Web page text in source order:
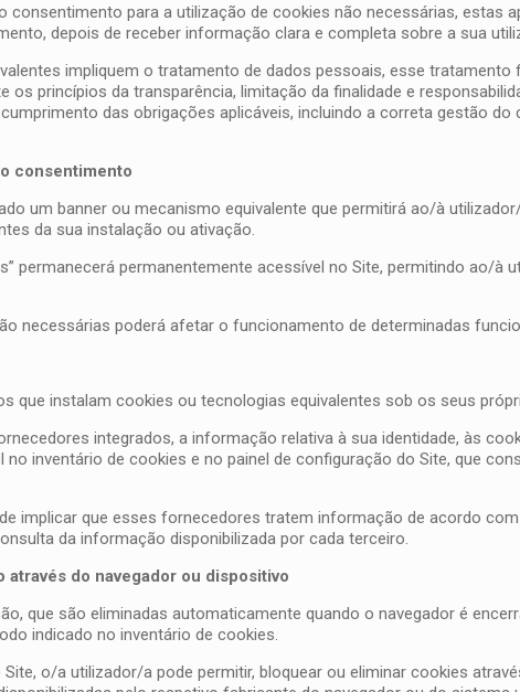
consentimento para a utilização de cookies não necessárias, estas
depois de receber informação clara e completa sobre a sua
impliquem o tratamento de dados pessoais, esse
os princípios da transparência, limitação da finalidade e
das obrigações aplicáveis, incluindo a correta gestão
consentimento
um banner ou mecanismo equivalente que permitirá ao/à
da sua instalação ou ativação.
permanecerá permanentemente acessível no Site, permitindo ao/à
necessárias poderá afetar o funcionamento de determinadas
que instalam cookies ou tecnologias equivalentes sob os seus
integrados, a informação relativa à sua identidade, às
inventário de cookies e no painel de configuração do Site, que
implicar que esses fornecedores tratem informação de acordo
da informação disponibilizada por cada terceiro.
do navegador ou dispositivo
que são eliminadas automaticamente quando o navegador é
indicado no inventário de cookies.
o/a utilizador/a pode permitir, bloquear ou eliminar cookies